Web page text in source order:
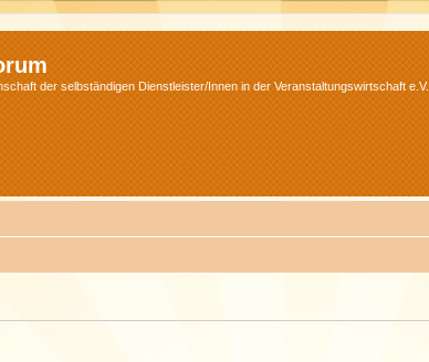
der selbständigen Dienstleister/Innen in der Veranstaltungswirtschaft e.V.